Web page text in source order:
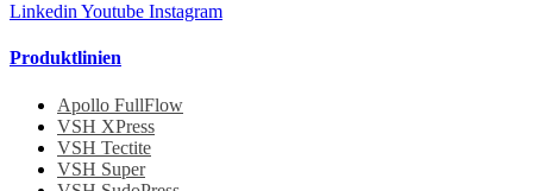
Linkedin Youtube Instagram
Produktlinien
Apollo FullFlow
VSH XPress
VSH Tectite
VSH Super